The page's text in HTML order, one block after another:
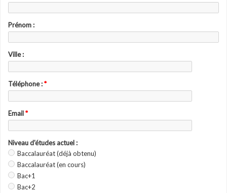
Prénom :
Ville :
Téléphone :*
Email*
Niveau d'études actuel :
Baccalauréat (déjà obtenu)
Baccalauréat (en cours)
Bac+1
Bac+2